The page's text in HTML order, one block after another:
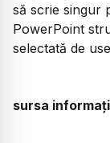
să scrie singur
PowerPoint
selectată de
sursa